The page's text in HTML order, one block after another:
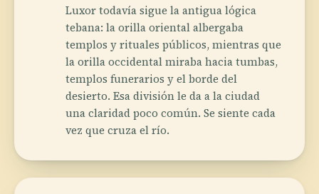
Luxor todavía sigue la antigua lógica
tebana: la orilla oriental albergaba
templos y rituales públicos, mientras que
la orilla occidental miraba hacia tumbas,
templos funerarios y el borde del
desierto. Esa división le da a la ciudad
una claridad poco común. Se siente cada
vez que cruza el río.